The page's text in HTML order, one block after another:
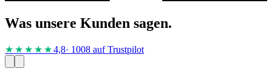
Was unsere Kunden sagen.
★★★★ ★4,8· 1008 auf Trustpilot